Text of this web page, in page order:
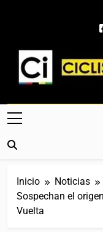
Web Dedicada Al
Crónicas, Previas
Inicio
Noticias
Sospechan el
Vuelta